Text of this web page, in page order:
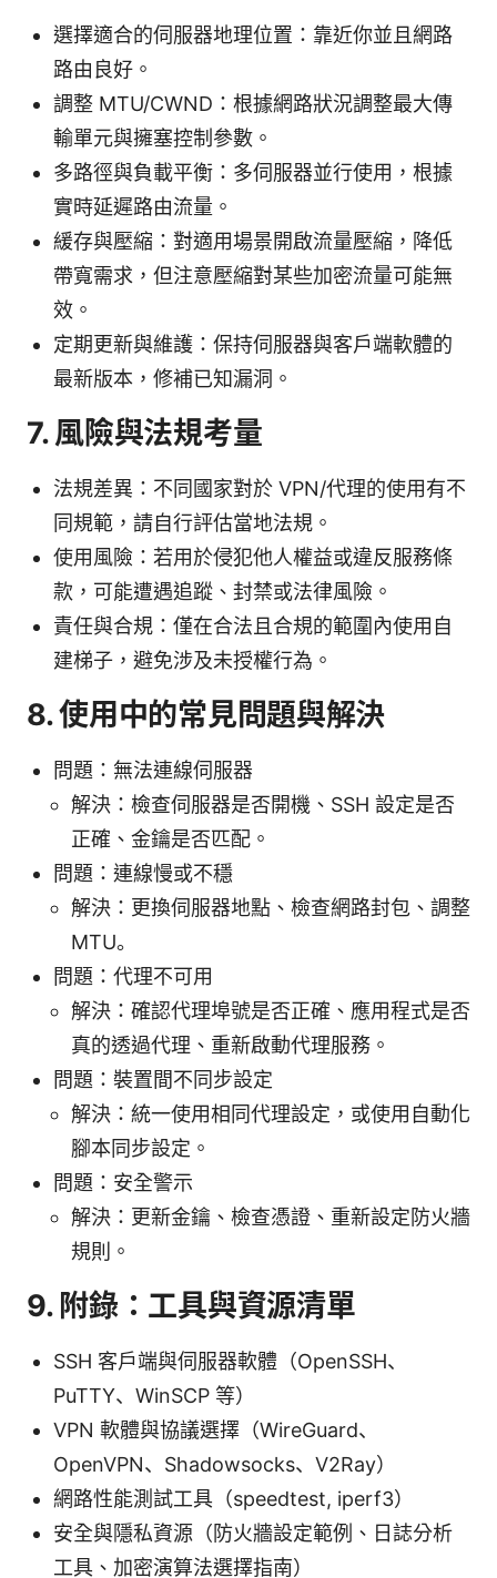
選擇適合的伺服器地理位置：靠近你並且網路
路由良好。
調整 MTU/CWND：根據網路狀況調整最大傳
輸單元與擁塞控制參數。
多路徑與負載平衡：多伺服器並行使用，根據
實時延遲路由流量。
緩存與壓縮：對適用場景開啟流量壓縮，降低
帶寬需求，但注意壓縮對某些加密流量可能無
效。
定期更新與維護：保持伺服器與客戶端軟體的
最新版本，修補已知漏洞。
7. 風險與法規考量
法規差異：不同國家對於 VPN/代理的使用有不
同規範，請自行評估當地法規。
使用風險：若用於侵犯他人權益或違反服務條
款，可能遭遇追蹤、封禁或法律風險。
責任與合規：僅在合法且合規的範圍內使用自
建梯子，避免涉及未授權行為。
8. 使用中的常見問題與解決
問題：無法連線伺服器
解決：檢查伺服器是否開機、SSH 設定是否
正確、金鑰是否匹配。
問題：連線慢或不穩
解決：更換伺服器地點、檢查網路封包、調整
MTU。
問題：代理不可用
解決：確認代理埠號是否正確、應用程式是否
真的透過代理、重新啟動代理服務。
問題：裝置間不同步設定
解決：統一使用相同代理設定，或使用自動化
腳本同步設定。
問題：安全警示
解決：更新金鑰、檢查憑證、重新設定防火牆
規則。
9. 附錄：工具與資源清單
SSH 客戶端與伺服器軟體（OpenSSH、
PuTTY、WinSCP 等）
VPN 軟體與協議選擇（WireGuard、
OpenVPN、Shadowsocks、V2Ray）
網路性能測試工具（speedtest, iperf3）
安全與隱私資源（防火牆設定範例、日誌分析
工具、加密演算法選擇指南）